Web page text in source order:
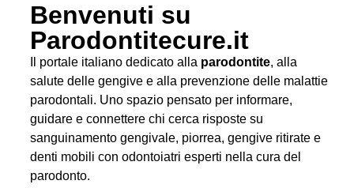
Benvenuti su
Parodontitecure.it
Il portale italiano dedicato alla parodontite, alla
salute delle gengive e alla prevenzione delle malattie
parodontali. Uno spazio pensato per informare,
guidare e connettere chi cerca risposte su
sanguinamento gengivale, piorrea, gengive ritirate e
denti mobili con odontoiatri esperti nella cura del
parodonto.